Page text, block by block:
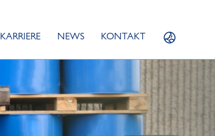
KARRIERE NEWS KONTAKT